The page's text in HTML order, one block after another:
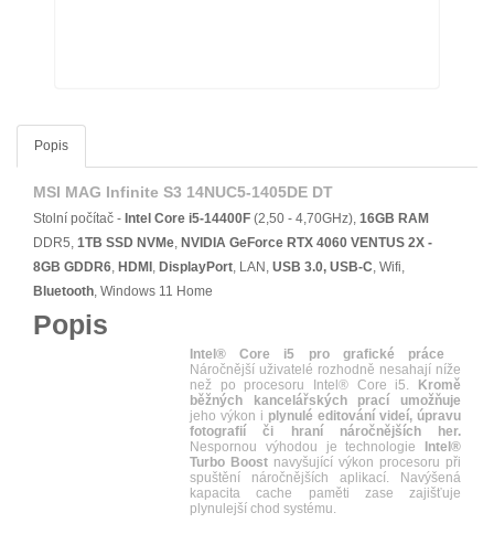
Popis
MSI MAG Infinite S3 14NUC5-1405DE DT
Stolní počítač - Intel Core i5-14400F (2,50 - 4,70GHz), 16GB RAM
DDR5, 1TB SSD NVMe, NVIDIA GeForce RTX 4060 VENTUS 2X -
8GB GDDR6, HDMI , DisplayPort, LAN, USB 3.0, USB-C, Wifi,
Bluetooth, Windows 11 Home
Popis
Intel® Core i5 pro grafické práce
Náročnější uživatelé rozhodně nesahají níže
než po procesoru Intel® Core i5.
Kromě
běžných kancelářských prací umožňuje
jeho výkon i plynulé editování videí, úpravu
fotografií či hraní náročnějších her.
Nespornou výhodou je technologie
Intel®
Turbo Boost navyšující výkon procesoru při
spuštění náročnějších aplikací. Navýšená
kapacita cache paměti zase zajišťuje
plynulejší chod systému.